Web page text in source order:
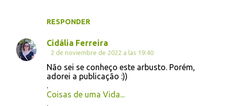
RESPONDER
Cidália Ferreira
2 de noviembre de 2022 a las 19:40
Não sei se conheço este arbusto. Porém,
adorei a publicação :))
Coisas de uma Vida...